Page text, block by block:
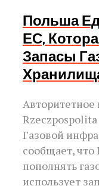
Польша
ЕС,
Запасы
Авторитетное
Газовой
сообщает, что
пополнять
использует